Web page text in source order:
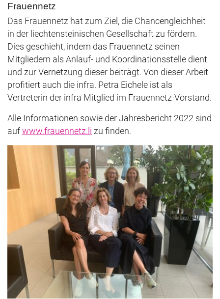
Frauennetz
Das Frauennetz hat zum Ziel, die Chancengleichheit
in der liechtensteinischen Gesellschaft zu fördern.
Dies geschieht, indem das Frauennetz seinen
Mitgliedern als Anlauf- und Koordinationsstelle dient
und zur Vernetzung dieser beiträgt. Von dieser Arbeit
profitiert auch die infra. Petra Eichele ist als
Vertreterin der infra Mitglied im Frauennetz-Vorstand.
Alle Informationen sowie der Jahresbericht 2022 sind
aufwww.frauennetz.li zu finden.